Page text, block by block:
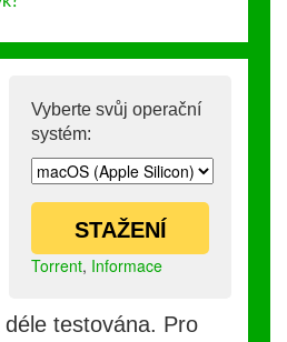
Vyberte svůj operační
systém:
STAŽENÍ
Torrent, Informace
testována. Pro